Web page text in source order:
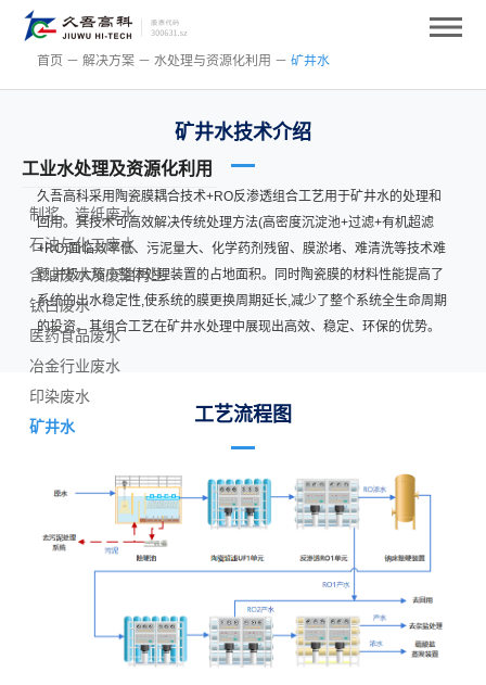
首页 － 解决方案－ 水处理与资源化利用 － 矿井水
矿井水技术介绍
久吾高科采用陶瓷膜耦合技术+RO反渗透组合工艺用于矿井水的处理和
回用。其技术可高效解决传统处理方法(高密度沉淀池+过滤+有机超滤
+RO)面临效率低、污泥量大、化学药剂残留、膜淤堵、难清洗等技术难
题,并极大缩小整体处理装置的占地面积。同时陶瓷膜的材料性能提高了
系统的出水稳定性,使系统的膜更换周期延长,减少了整个系统全生命周期
的投资。其组合工艺在矿井水处理中展现出高效、稳定、环保的优势。
工艺流程图
工业水处理及资源化利用
制浆、造纸废水
石油与化工废水
含油废水及废油再生
钛白废水
医药食品废水
冶金行业废水
印染废水
矿井水